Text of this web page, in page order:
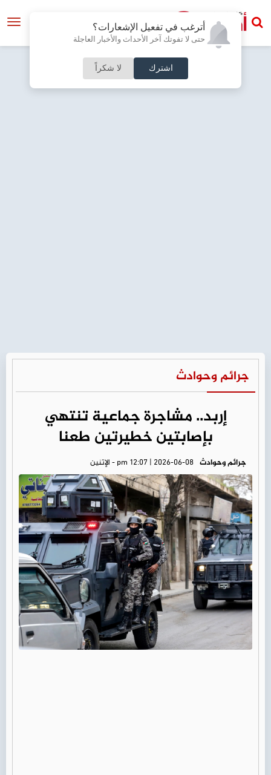
أترغب في تفعيل الإشعارات؟
حتى لا تفوتك آخر الأحداث والأخبار العاجلة
اشترك لا شكراً
جرائم وحوادث
إربد.. مشاجرة جماعية تنتهي
بإصابتين خطيرتين طعنا
جرائم وحوادث pm 12:07 | 2026-06-08 - الإثنين